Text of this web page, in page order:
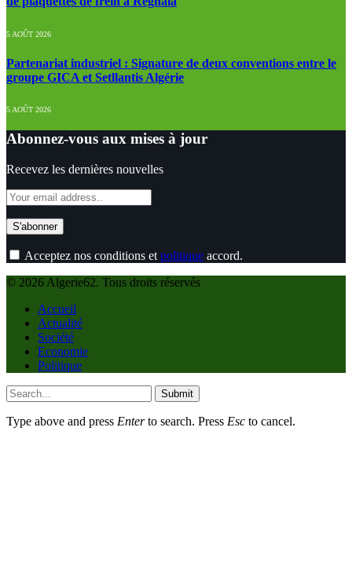
5 AOÛT 2026
Partenariat industriel : Signature de deux conventions entre le
groupe GICA et Setllantis Algérie
5 AOÛT 2026
Abonnez-vous aux mises à jour
Recevez les dernières nouvelles
Acceptez nos conditions et politique accord.
© 2026 Algerie62. Tous droits réservés
Accueil
Actualité
Société
Economie
Politique
Submit
Type above and press Enterto search. Press Esc to cancel.